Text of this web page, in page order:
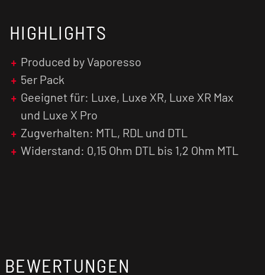
0,4 Ohm RDL Meshed 26 - 32 Watt
0,6 Ohm RDL Meshed 20 - 26 Watt
0,8 Ohm MTL Meshed 12 - 16 Watt
empfohlen.)
HIGHLIGHTS
Produced by Vaporesso
5er Pack
Geeignet für: Luxe, Luxe XR, Luxe XR Max
und Luxe X Pro
Zugverhalten: MTL, RDL und DTL
Widerstand: 0,15 Ohm DTL bis 1,2 Ohm MTL
BEWERTUNGEN